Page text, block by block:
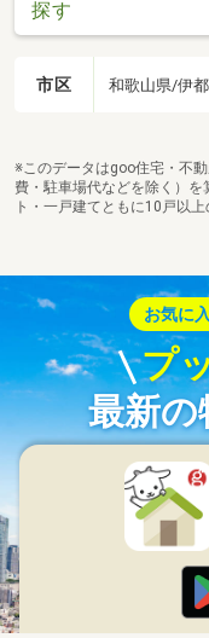
探す
市区 和歌山県/伊
※このデータはgoo住宅・不
費・駐車場代などを除く）
ト・一戸建てともに10戸以
お気に
プ
最新の